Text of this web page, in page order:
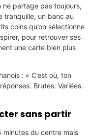
ne partage pas toujours,
tranquille, un banc au
coins qu’on sélectionne
pour retrouver ses
une carte bien plus
: « C’est où, ton
Brutes. Variées.
sans partir
minutes du centre mais